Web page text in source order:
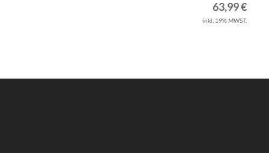
63,99 €
inkl. 19% MWST.